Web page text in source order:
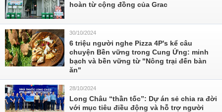
hoàn từ cộng đồng của Grac
30/10/2024
6 triệu người nghe Pizza 4P's kể câu
chuyện Bền vững trong Cung Ứng: minh
bạch và bền vững từ "Nông trại đến bàn
ăn"
28/10/2024
Long Châu “thần tốc”: Dự án sẻ chia ra đời
với mục tiêu điều động và hỗ trợ người